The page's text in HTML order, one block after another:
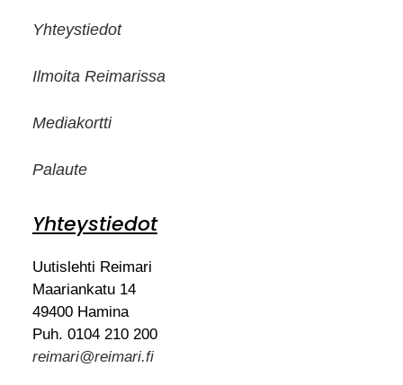
Yhteystiedot
Ilmoita Reimarissa
Mediakortti
Palaute
Yhteystiedot
Uutislehti Reimari
Maariankatu 14
49400 Hamina
Puh. 0104 210 200
reimari@reimari.fi